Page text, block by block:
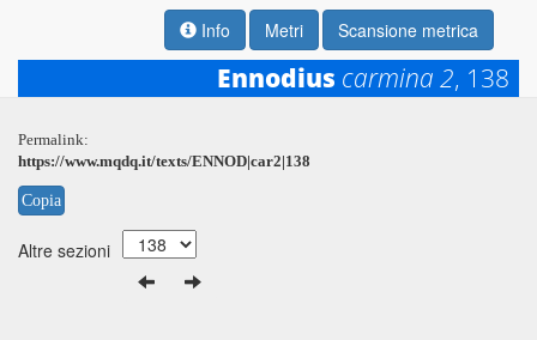
Info Metri Scansione metrica
Ennodius carmina 2, 138
Permalink:
https://www.mqdq.it/texts/ENNOD|car2|138
Copia
Altre sezioni